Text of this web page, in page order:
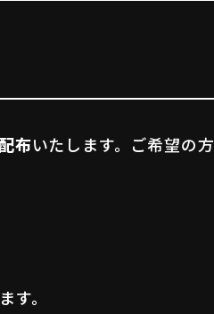
布いたします。ご希望の
。